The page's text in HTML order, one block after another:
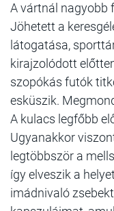
A vártnál nagyobb
Jöhetett a
látogatása,
kirajzolódott
szopókás futók
esküszik.
A kulacs legfőbb
Ugyanakkor
legtöbbször a
így elveszik a
imádnivaló